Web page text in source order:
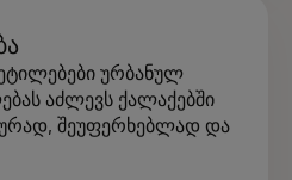
ურბანულ
აძლევს ქალაქებში
შეუფერხებლად და